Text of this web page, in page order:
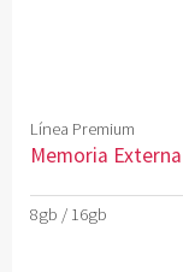
Línea Premium
Memoria Externa
8gb / 16gb